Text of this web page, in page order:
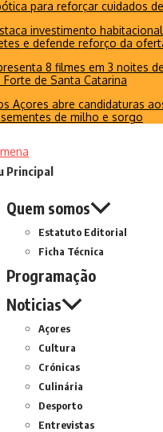
para reforçar cuidados
investimento
e defende reforço da
8 filmes em 3 noites
de Santa Catarina
Açores abre candidaturas
de milho e sorgo
Principal
Quem somos
Estatuto Editorial
Ficha Técnica
Programação
Noticias
Açores
Cultura
Crónicas
Culinária
Desporto
Entrevistas